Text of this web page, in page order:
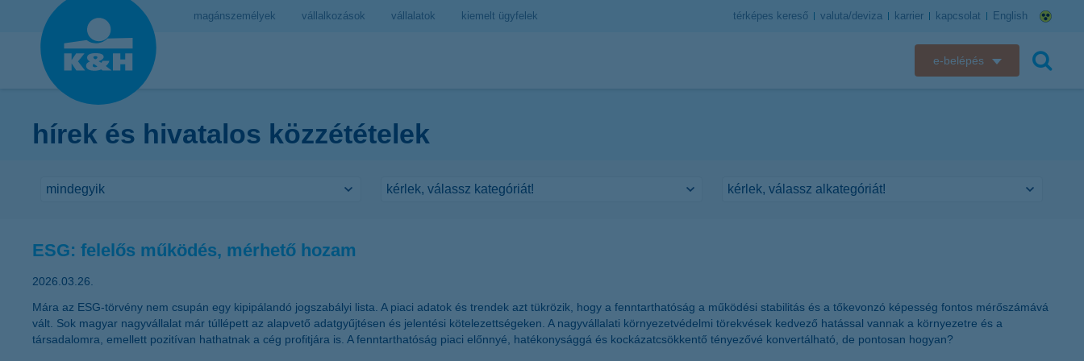
magánszemélyek vállalkozások vállalatok kiemelt ügyfelek térképes kereső valuta/deviza karrier kapcsolat English
e-belépés
K&H e-kártyafelület
hírek és hivatalos közzétételek
ESG: felelős működés, mérhető hozam
2026.03.26.
Mára az ESG-törvény nem csupán egy kipipálandó jogszabályi lista. A piaci adatok és trendek azt tükrözik, hogy a fenntarthatóság a működési stabilitás és a tőkevonzó képesség fontos mérőszámává
vált. Sok magyar nagyvállalat már túllépett az alapvető adatgyűjtésen és jelentési kötelezettségeken. A nagyvállalati környezetvédelmi törekvések kedvező hatással vannak a környezetre és a
társadalomra, emellett pozitívan hathatnak a cég profitjára is. A fenntarthatóság piaci előnnyé, hatékonysággá és kockázatcsökkentő tényezővé konvertálható, de pontosan hogyan?